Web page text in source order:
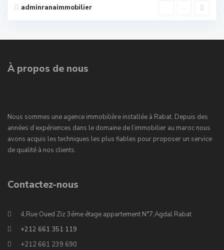
adminranaimmobilier
À propos de nous
Nous sommes une agence immobilière installée à Rabat. Depuis des
années d’expériences dans le domaine de l’immobilier au maroc nous
avons acquis les techniques les plus fiables pour proposer un service
de qualité à nos clients.
Contactez-nous
4,Rue Oued Ziz 3éme étage appartement N°7,Agdal Rabat
+212 661 351 119
+212 661 239 690